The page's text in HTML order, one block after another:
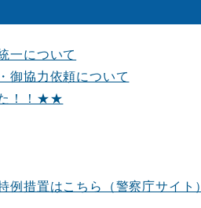
一について
御協力依頼について
！！★★
措置はこちら（警察庁サイト）